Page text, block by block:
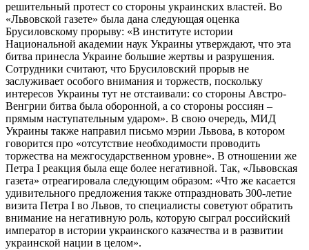
решительный протест со стороны украинских властей. Во
«Львовской газете» была дана следующая оценка
Брусиловскому прорыву: «В институте истории
Национальной академии наук Украины утверждают, что эта
битва принесла Украине большие жертвы и разрушения.
Сотрудники считают, что Брусиловский прорыв не
заслуживает особого внимания и торжеств, поскольку
интересов Украины тут не отстаивали: со стороны Австро-
Венгрии битва была оборонной, а со стороны россиян –
прямым наступательным ударом». В свою очередь, МИД
Украины также направил письмо мэрии Львова, в котором
говорится про «отсутствие необходимости проводить
торжества на межгосударственном уровне». В отношении же
Петра I реакция была еще более негативной. Так, «Львовская
газета» отреагировала следующим образом: «Что же касается
удивительного предложения также отпраздновать 300-летие
визита Петра I во Львов, то специалисты советуют обратить
внимание на негативную роль, которую сыграл российский
император в истории украинского казачества и в развитии
украинской нации в целом».